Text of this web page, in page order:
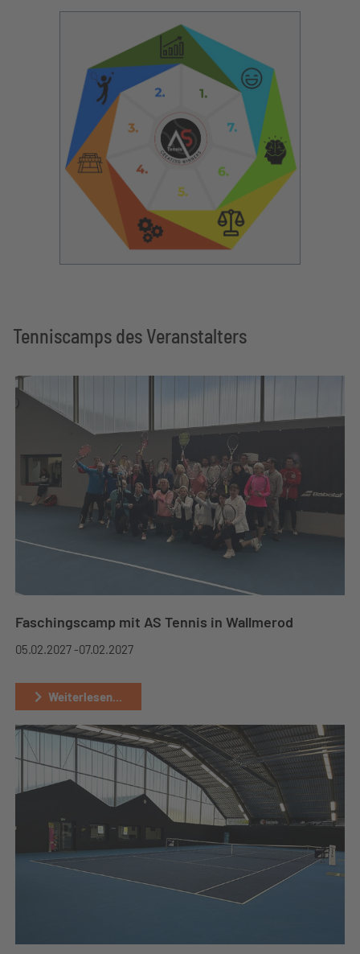
Tenniscamps des Veranstalters
Faschingscamp mit AS Tennis in Wallmerod
05.02.2027 -07.02.2027
Weiterlesen...